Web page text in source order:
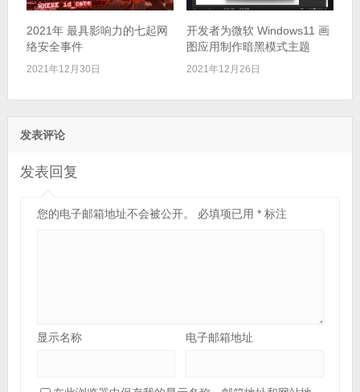
2021年 最具影响力的七起网
络安全事件
2021年12月30日
开发者为微软 Windows11 画
图应用制作暗黑模式主题
2021年12月26日
发表评论
发表回复
您的电子邮箱地址不会被公开。 必填项已用 *标注
显示名称 电子邮箱地址